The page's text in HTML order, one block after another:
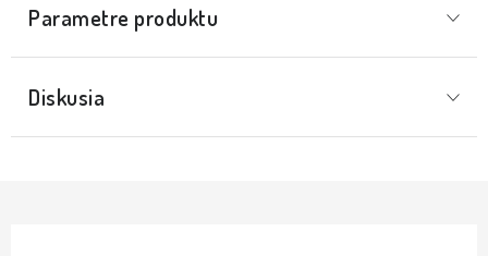
Parametre produktu
Diskusia